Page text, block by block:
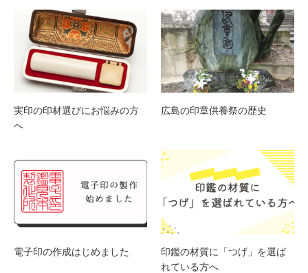
実印の印材選びにお悩みの方
へ
広島の印章供養祭の歴史
電子印の作成はじめました
印鑑の材質に「つげ」を選ば
れている方へ